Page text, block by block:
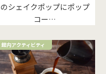
のシェイクポップにポップ
コー…
館内アクティビティ